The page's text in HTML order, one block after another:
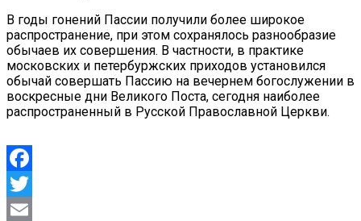
В годы гонений Пассии получили более широкое
распространение, при этом сохранялось разнообразие
обычаев их совершения. В частности, в практике
московских и петербуржских приходов установился
обычай совершать Пассию на вечернем богослужении в
воскресные дни Великого Поста, сегодня наиболее
распространенный в Русской Православной Церкви.
Facebook
Twitter